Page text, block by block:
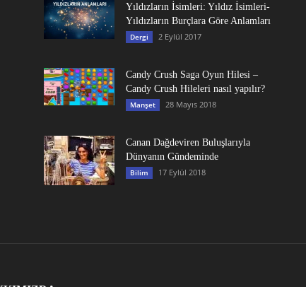
Yıldızların İsimleri: Yıldız İsimleri-
Yıldızların Burçlara Göre Anlamları
Dergi 2 Eylül 2017
Candy Crush Saga Oyun Hilesi –
Candy Crush Hileleri nasıl yapılır?
Manşet 28 Mayıs 2018
Canan Dağdeviren Buluşlarıyla
Dünyanın Gündeminde
Bilim 17 Eylül 2018